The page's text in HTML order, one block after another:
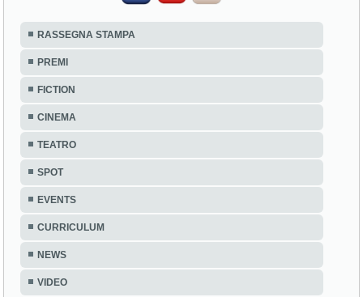
RASSEGNA STAMPA
PREMI
FICTION
CINEMA
TEATRO
SPOT
EVENTS
CURRICULUM
NEWS
VIDEO